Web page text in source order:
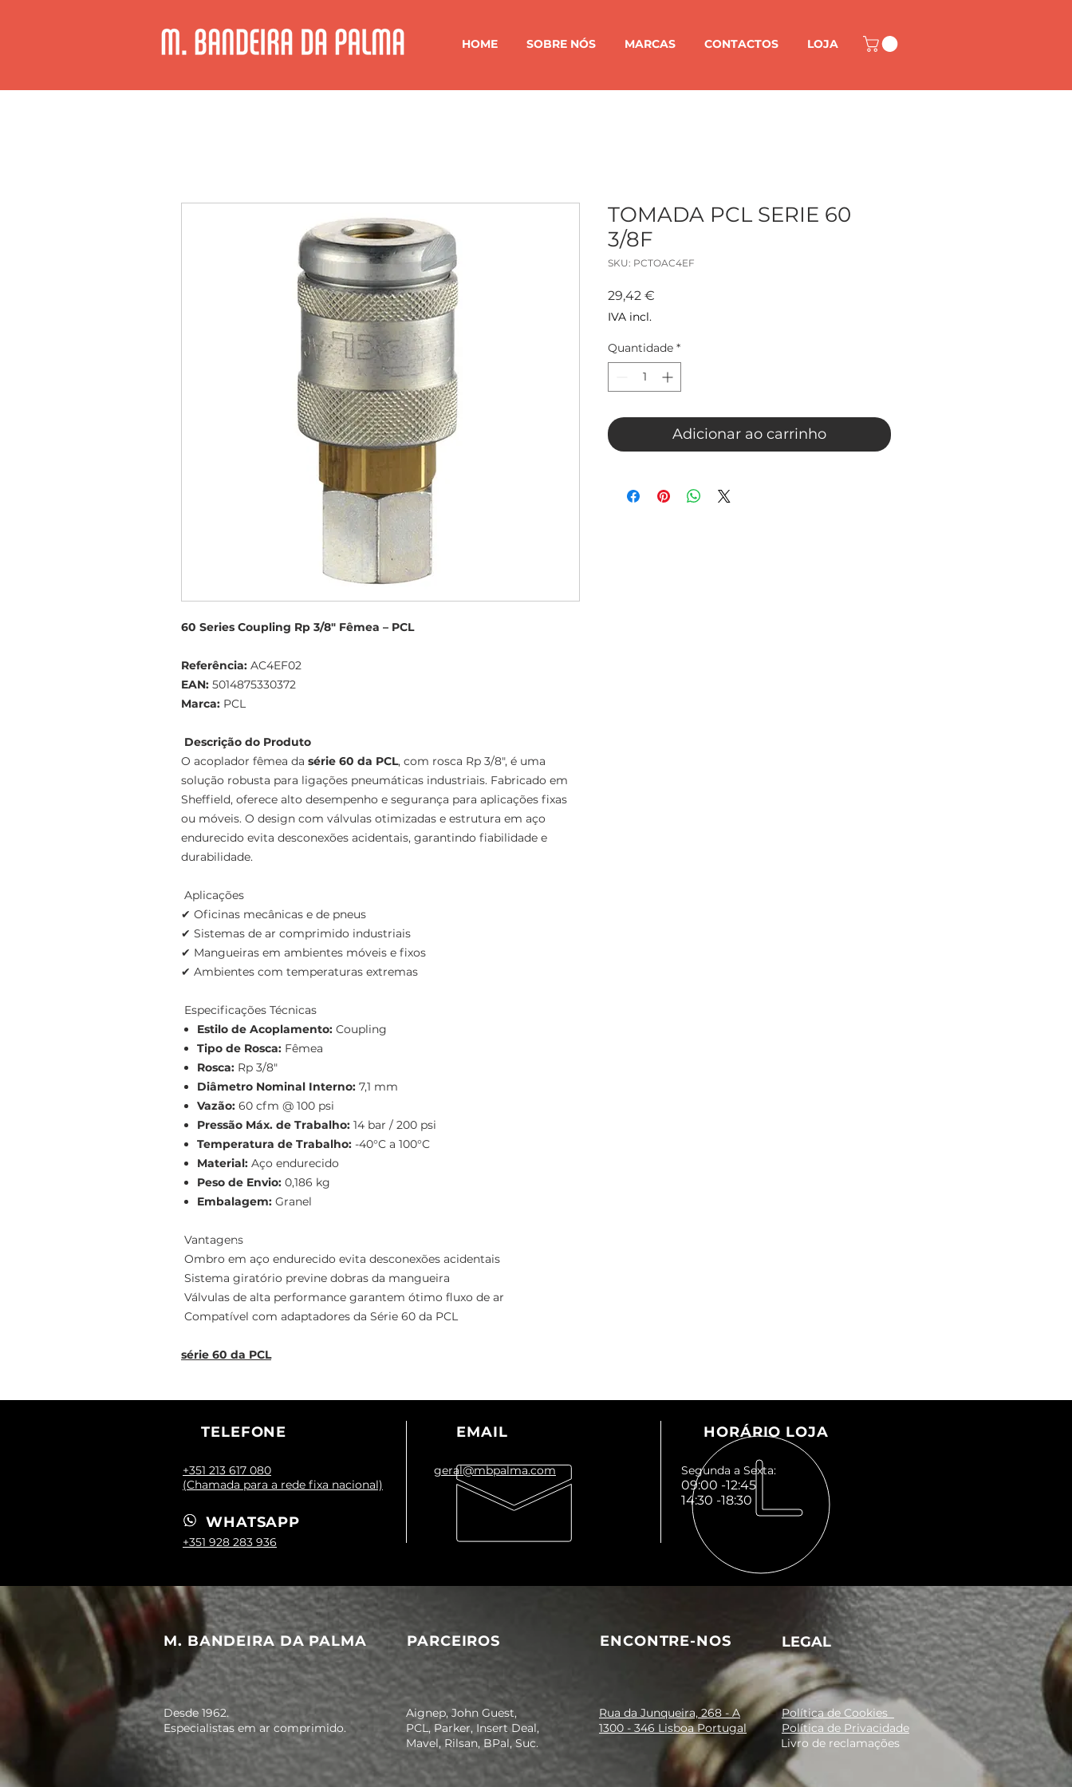
HOME SOBRE NÓS MARCAS CONTACTOS LOJA
60 Series Coupling Rp 3/8" Fêmea – PCL
Referência: AC4EF02
EAN: 5014875330372
Marca: PCL
Descrição do Produto
O acoplador fêmea da série 60 da PCL, com rosca Rp 3/8", é uma
solução robusta para ligações pneumáticas industriais. Fabricado em
Sheffield, oferece alto desempenho e segurança para aplicações fixas
ou móveis. O design com válvulas otimizadas e estrutura em aço
endurecido evita desconexões acidentais, garantindo fiabilidade e
durabilidade.
Aplicações
✔ Oficinas mecânicas e de pneus
✔ Sistemas de ar comprimido industriais
✔ Mangueiras em ambientes móveis e fixos
✔ Ambientes com temperaturas extremas
Especificações Técnicas
Estilo de Acoplamento: Coupling
Tipo de Rosca: Fêmea
Rosca: Rp 3/8"
Diâmetro Nominal Interno: 7,1 mm
Vazão: 60 cfm @ 100 psi
Pressão Máx. de Trabalho: 14 bar / 200 psi
Temperatura de Trabalho: -40°C a 100°C
Material: Aço endurecido
Peso de Envio: 0,186 kg
Embalagem: Granel
Vantagens
Ombro em aço endurecido evita desconexões acidentais
Sistema giratório previne dobras da mangueira
Válvulas de alta performance garantem ótimo fluxo de ar
Compatível com adaptadores da Série 60 da PCL
série 60 da PCL
TOMADA PCL SERIE 60
3/8F
SKU: PCTOAC4EF
29,42 €
IVA incl.
Quantidade *
Adicionar ao carrinho
TELEFONE
+351 213 617 080
(Chamada para a rede fixa nacional)
+351 928 283 936
WHATSAPP
EMAIL
geral@mbpalma.com
HORÁRIO LOJA
Segunda a Sexta:
09:00 -12:45
14:30 -18:30
M. BANDEIRA DA PALMA PARCEIROS ENCONTRE-NOS LEGAL
Desde 1962.
Especialistas em ar comprimido.
Aignep, John Guest,
PCL, Parker, Insert Deal,
Mavel, Rilsan, BPal, Suc.
Rua da Junqueira, 268 - A
1300 - 346 Lisboa Portugal
Política de Cookies
Política de Privacidade
Livro de reclamações